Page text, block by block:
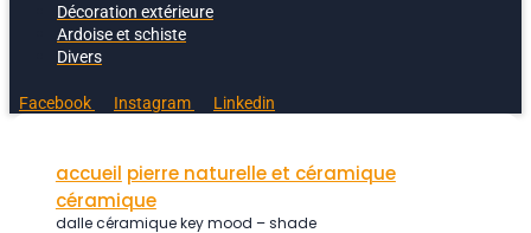
Décoration extérieure
Ardoise et schiste
Divers
Facebook Instagram Linkedin
accueil pierre naturelle et céramique
céramique
dalle céramique key mood – shade